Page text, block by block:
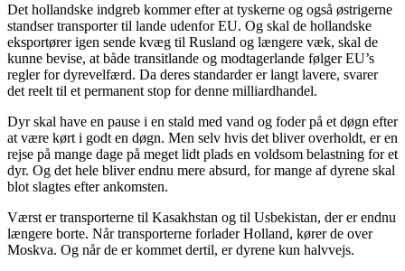
Det hollandske indgreb kommer efter at tyskerne og også østrigerne
standser transporter til lande udenfor EU. Og skal de hollandske
eksportører igen sende kvæg til Rusland og længere væk, skal de
kunne bevise, at både transitlande og modtagerlande følger EU’s
regler for dyrevelfærd. Da deres standarder er langt lavere, svarer
det reelt til et permanent stop for denne milliardhandel.
Dyr skal have en pause i en stald med vand og foder på et døgn efter
at være kørt i godt en døgn. Men selv hvis det bliver overholdt, er en
rejse på mange dage på meget lidt plads en voldsom belastning for et
dyr. Og det hele bliver endnu mere absurd, for mange af dyrene skal
blot slagtes efter ankomsten.
Værst er transporterne til Kasakhstan og til Usbekistan, der er endnu
længere borte. Når transporterne forlader Holland, kører de over
Moskva. Og når de er kommet dertil, er dyrene kun halvvejs.